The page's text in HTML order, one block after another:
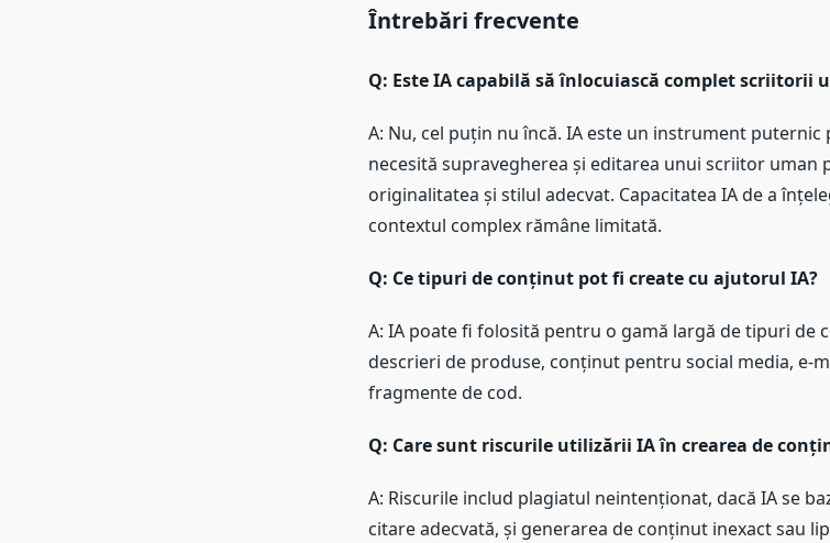
Întrebări frecvente
Q: Este IA capabilă să înlocuiască complet scriitorii
A: Nu, cel puțin nu încă. IA este un instrument
necesită supravegherea și editarea unui scriitor uman
originalitatea și stilul adecvat. Capacitatea IA de a
contextul complex rămâne limitată.
Q: Ce tipuri de conținut pot fi create cu ajutorul IA?
A: IA poate fi folosită pentru o gamă largă de tipuri de
descrieri de produse, conținut pentru social media, e-
fragmente de cod.
Q: Care sunt riscurile utilizării IA în crearea de
A: Riscurile includ plagiatul neintenționat, dacă IA se
citare adecvată, și generarea de conținut inexact sau